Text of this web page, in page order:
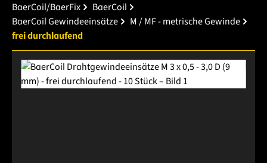
BaerCoil/BaerFix
BaerCoil
BaerCoil Gewindeeinsätze
M / MF - metrische Gewinde
frei durchlaufend
Bildergalerie überspringen